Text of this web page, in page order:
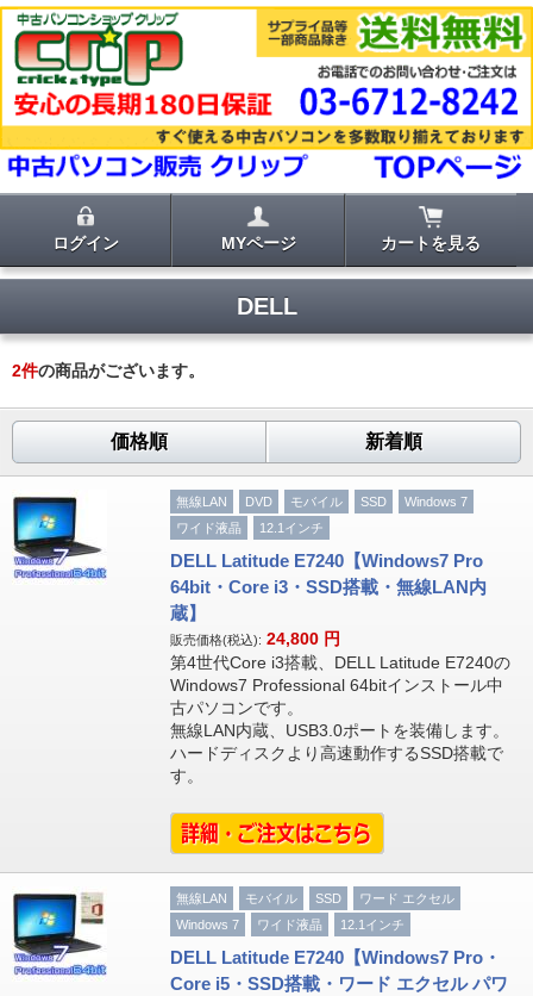
ログイン MYページ カートを見る
DELL
2件の商品がございます。
価格順 新着順
無線LAN DVD モバイル SSD
Windows 7
ワイド液晶
12.1インチ
DELL Latitude E7240【Windows7 Pro
64bit・Core i3・SSD搭載・無線LAN内
蔵】
販売価格(税込): 24,800 円
第4世代Core i3搭載、DELL Latitude E7240の
Windows7 Professional 64bitインストール中
古パソコンです。
無線LAN内蔵、USB3.0ポートを装備します。
ハードディスクより高速動作するSSD搭載で
す。
無線LAN モバイル SSD
ワード エクセル
Windows 7
ワイド液晶 12.1インチ
DELL Latitude E7240【Windows7 Pro・
Core i5・SSD搭載・ワード エクセル パワ